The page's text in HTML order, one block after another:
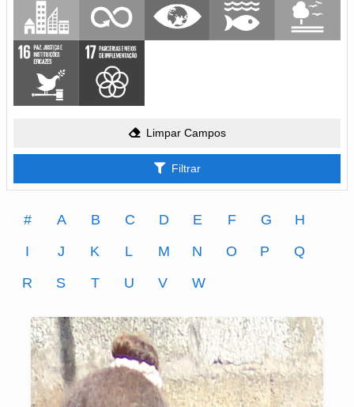
Limpar Campos
Filtrar
# A B C D E F G
H
I
J K L M N O P
Q
R
S T U V W